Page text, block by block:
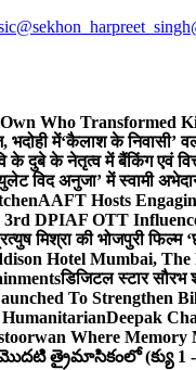
@sekhon_harpreet_singh
Who Transformed
भदोही में‘कैलाश के निवासी’
के दुबे के नेतृत्व में बैंकिंग एवं
विद अनुजा’ में स्वामी
AAFT Hosts
DPIAF OTT
मिश्रा की भोजपुरी
Hotel Mumbai, The
डिजिटल स्टार सौरभ
To Strengthen
Deepak
Where
, మొదటి త్రైమాసికంలో (క్యు